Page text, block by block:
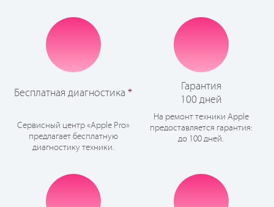
Бесплатная диагностика *
Сервисный центр «Apple Pro»
предлагает бесплатную
диагностику техники.
Гарантия
100 дней
На ремонт техники Apple
предоставляется гарантия:
до 100 дней.